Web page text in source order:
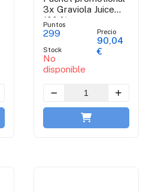
3x Graviola Juice
100 % puree
Puntos
299
Stock
No
disponible
Precio
90,04
€